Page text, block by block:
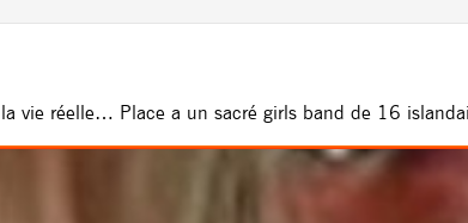
vie réelle… Place a un sacré girls band de 16